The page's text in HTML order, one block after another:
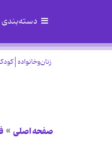
دسته‌بندی
زنان‌وخانواده
صفحه اصلی